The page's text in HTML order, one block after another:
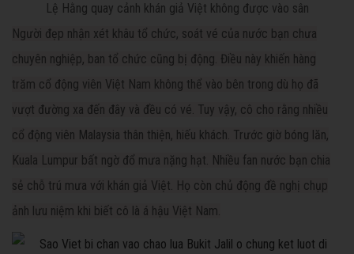
Lệ Hằng quay cảnh khán giả Việt không được vào sân
Người đẹp nhận xét khâu tổ chức, soát vé của nước bạn chưa
chuyên nghiệp, ban tổ chức cũng bị động. Điều này khiến hàng
trăm cổ động viên Việt Nam không thể vào bên trong dù họ đã
vượt đường xa đến đây và đều có vé. Tuy vậy, cô cho rằng nhiều
cổ động viên Malaysia thân thiện, hiếu khách. Trước giờ bóng lăn,
Kuala Lumpur bất ngờ đổ mưa nặng hạt. Nhiều fan nước bạn chia
sẻ chỗ trú mưa với khán giả Việt. Họ còn chủ động đề nghị chụp
ảnh lưu niệm khi biết cô là á hậu Việt Nam.